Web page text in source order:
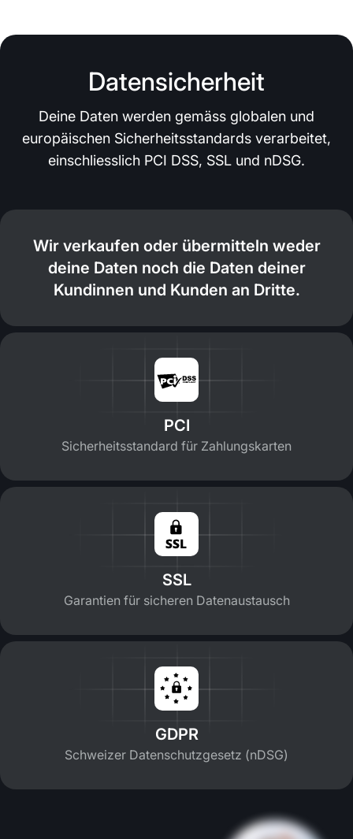
Datensicherheit
Deine Daten werden gemäss globalen und
europäischen Sicherheitsstandards verarbeitet,
einschliesslich PCI DSS, SSL und nDSG.
Wir verkaufen oder übermitteln weder
deine Daten noch die Daten deiner
Kundinnen und Kunden an Dritte.
PCI
Sicherheitsstandard für Zahlungskarten
SSL
Garantien für sicheren Datenaustausch
GDPR
Schweizer Datenschutzgesetz (nDSG)